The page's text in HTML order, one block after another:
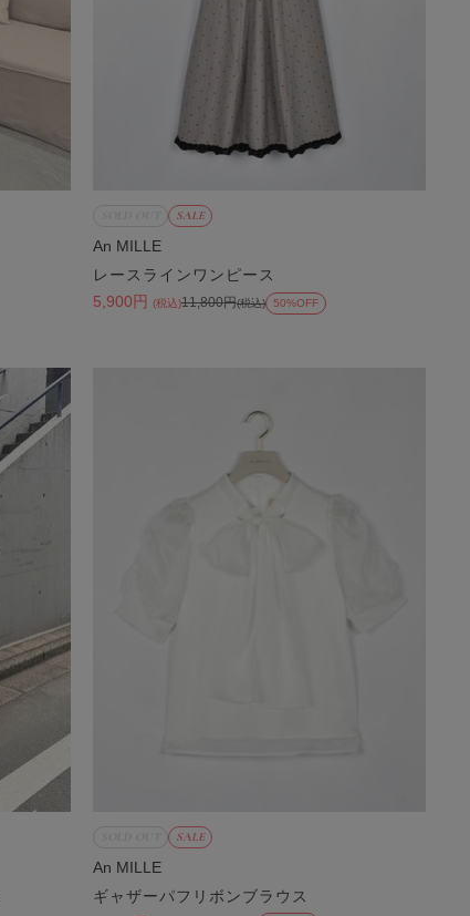
SALE
An MILLE
レースラインワンピース
5,900円
(税込)11,800円(税込) 50%OFF
SALE
An MILLE
ギャザーパフリボンブラウス